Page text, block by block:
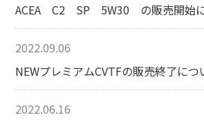
ACEA C2 SP 5W30 の販売開始
2022.09.06
NEWプレミアムCVTFの販売終了につ
2022.06.16